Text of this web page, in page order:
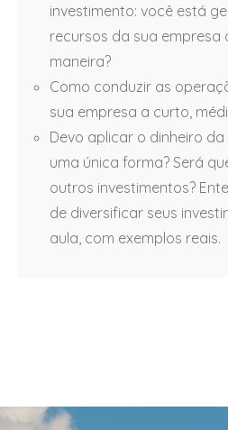
investimento: você está
recursos da sua empresa
maneira?
Como conduzir as
sua empresa a curto,
Devo aplicar o dinheiro
uma única forma? Será
outros investimentos?
de diversificar seus
aula, com exemplos reais.